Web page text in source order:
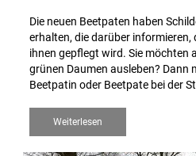
Die neuen Beetpaten haben
erhalten, die darüber informieren,
ihnen gepflegt wird. Sie möchten
grünen Daumen ausleben? Dann
Beetpatin oder Beetpate bei der
Weiterlesen